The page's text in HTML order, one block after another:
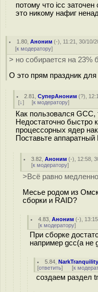
потому что icc
это никому нафиг
1.80 ,Аноним (-), 11:21, 30/10/
[к модератору]
> но собирается на 23%
О это прям праздник для
2.81 ,СуперАноним (?),
[↓] [к модератору]
Как пользовался
Недостаточно быстро
процессорных ядер
Поставьте аппаратный
3.82 ,Аноним (-), 12:58,
[к модератору]
>Всё равно
Месье родом из
сборки и RAID?
4.83 ,Аноним (-),
[к модератору]
При сборке
например gcc(а не
5.84 ,NarkTranquility
[ответить] [к
создаем раздел